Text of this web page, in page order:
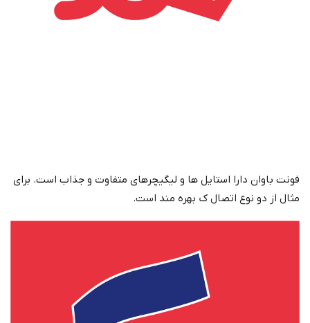
فونت باوان دارا استایل ها و لیگیچرهای متفاوت و جذاب است. برای
مثال از دو نوع اتصال ک بهره مند است.